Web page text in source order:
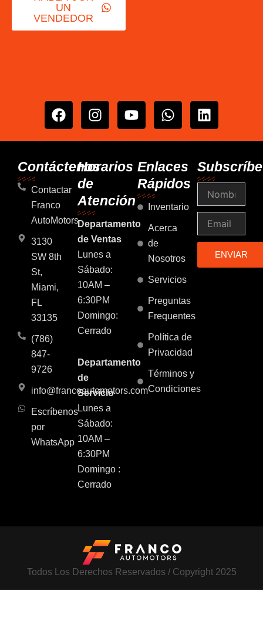
UN
VENDEDOR
F
a
b
o
k
I
n
a
a
m
Y
o
u
e
W
h
s
a
p
p
L
i
e
d
n
Contáctenos
Contactar
Franco
AutoMotors
3130
SW 8th
St,
Miami,
FL
33135
(786)
847-
9726
info@francoautomotors.com
Escríbenos
por
WhatsApp
Horarios
de
Atención
Departamento
de Ventas
Lunes a
Sábado:
10AM –
6:30PM
Domingo:
Cerrado
Departamento
de
Servicio
Lunes a
Sábado:
10AM –
6:30PM
Domingo :
Cerrado
Enlaces
Rápidos
Inventario
Acerca
de
Nosotros
Servicios
Preguntas
Frequentes
Política de
Privacidad
Términos y
Condiciones
ENVIAR
Todos Los Derechos Reservados / Copyright 2025